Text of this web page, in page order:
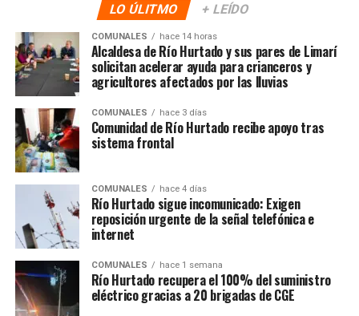
LO ÚLITMO + LEÍDO
COMUNALES hace 14 horas
Alcaldesa de Río Hurtado y sus pares de Limarí
solicitan acelerar ayuda para crianceros y
agricultores afectados por las lluvias
COMUNALES hace 3 días
Comunidad de Río Hurtado recibe apoyo tras
sistema frontal
COMUNALES hace 4 días
Río Hurtado sigue incomunicado: Exigen
reposición urgente de la señal telefónica e
internet
COMUNALES hace 1 semana
Río Hurtado recupera el 100% del suministro
eléctrico gracias a 20 brigadas de CGE